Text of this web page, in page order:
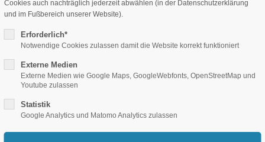
bedruckt
für beide Anwendungen. Kratzfeste Oberfläche,
Breite ca. 150 cm. Diese Farbpalette ist ein Auszug. Nahezu jeder
Cookies auch nachträglich jederzeit abwählen (in der Datenschutzerklärung
und im Fußbereich unserer Website).
Erforderlich*
Notwendige Cookies zulassen damit die Website korrekt funktioniert
Externe Medien
Externe Medien wie Google Maps, GoogleWebfonts, OpenStreetMap und
Youtube zulassen
Statistik
Google Analytics und Matomo Analytics zulassen